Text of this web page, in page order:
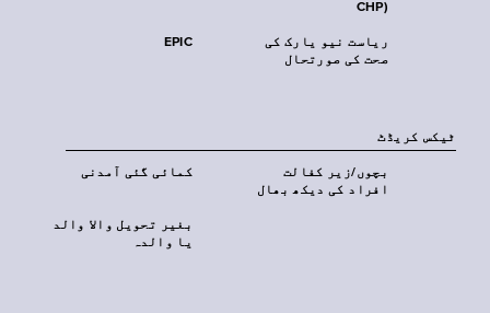
CHP)‎
EPIC
ریاست نیو یارک کی
صحت کی صورتحال
ٹیکس کریڈٹ
کمائی گئی آمدنی
بچوں/زیر کفالت
افراد کی دیکھ بھال
بغیر تحویل والا والد
یا والدہ